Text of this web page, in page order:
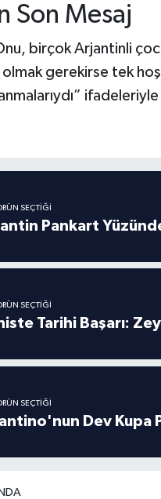
Son Mesaj
birçok Arjantinli
gerekirse tek
SEÇTIĞI
Pankart
SEÇTIĞI
Tarihi Başarı:
SEÇTIĞI
Dev Kupa